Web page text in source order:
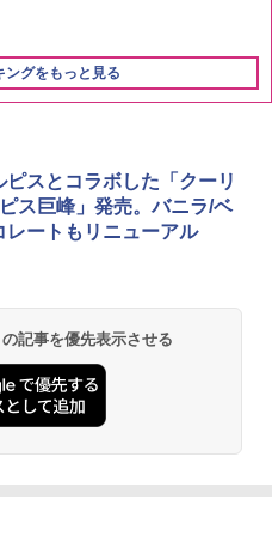
グをもっと見る
ッカ ニッカ Nikka ウィスキ
ブラックニッカクリア ウヰス
アサヒ ウィスキー】 大容量
トル
サントリー ウイスキー ハ
大容量
メン どんぶり 85g×12個 日清
タント カップ麺
タメン とんこつ味 35g×15個
ンスタント アウトドアにも ロ
トック 大人買い おやつカン
ームオーブンレンジ 25L 一人
人暮らし フラットテーブル ス
自動メニュー19種搭載 角皿
ック MRK-F250TSV(B)
熱水蒸気 オーブンレンジ 26
ション 2段調理 ホワイト RE-
ピスとコラボした「クーリ
ス巨峰」発売。バニラ/ベ
レートもリニューアル
記事を優先表示させる